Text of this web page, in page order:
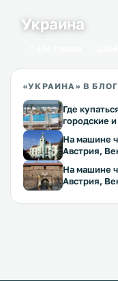
Украина
«УКРАИНА» В
Где
городские
На машине
Австрия,
На машине
Австрия,